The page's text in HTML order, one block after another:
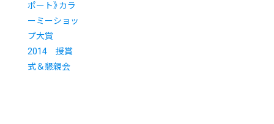
ポート》カラ
ーミーショッ
プ大賞
2014 授賞
式＆懇親会